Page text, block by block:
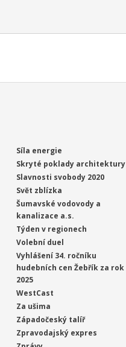
Síla energie
Skryté poklady architektury
Slavnosti svobody 2020
Svět zblízka
Šumavské vodovody a
kanalizace a.s.
Týden v regionech
Volební duel
Vyhlášení 34. ročníku
hudebních cen Žebřík za rok
2025
WestCast
Za ušima
Západočeský talíř
Zpravodajský expres